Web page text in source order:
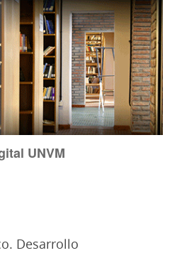
UNVM
Desarrollo